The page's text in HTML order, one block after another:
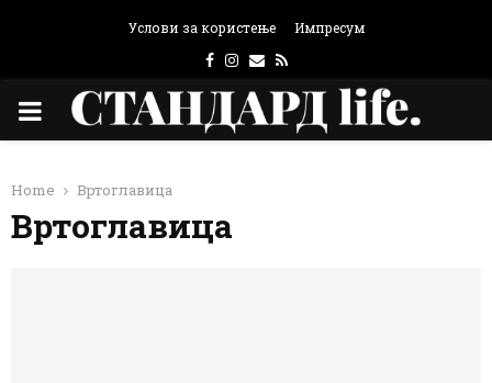
Услови за користење Импресум
Facebook
Instagram
Email
Rss
PRIMARY
Home Вртоглавица
Вртоглавица